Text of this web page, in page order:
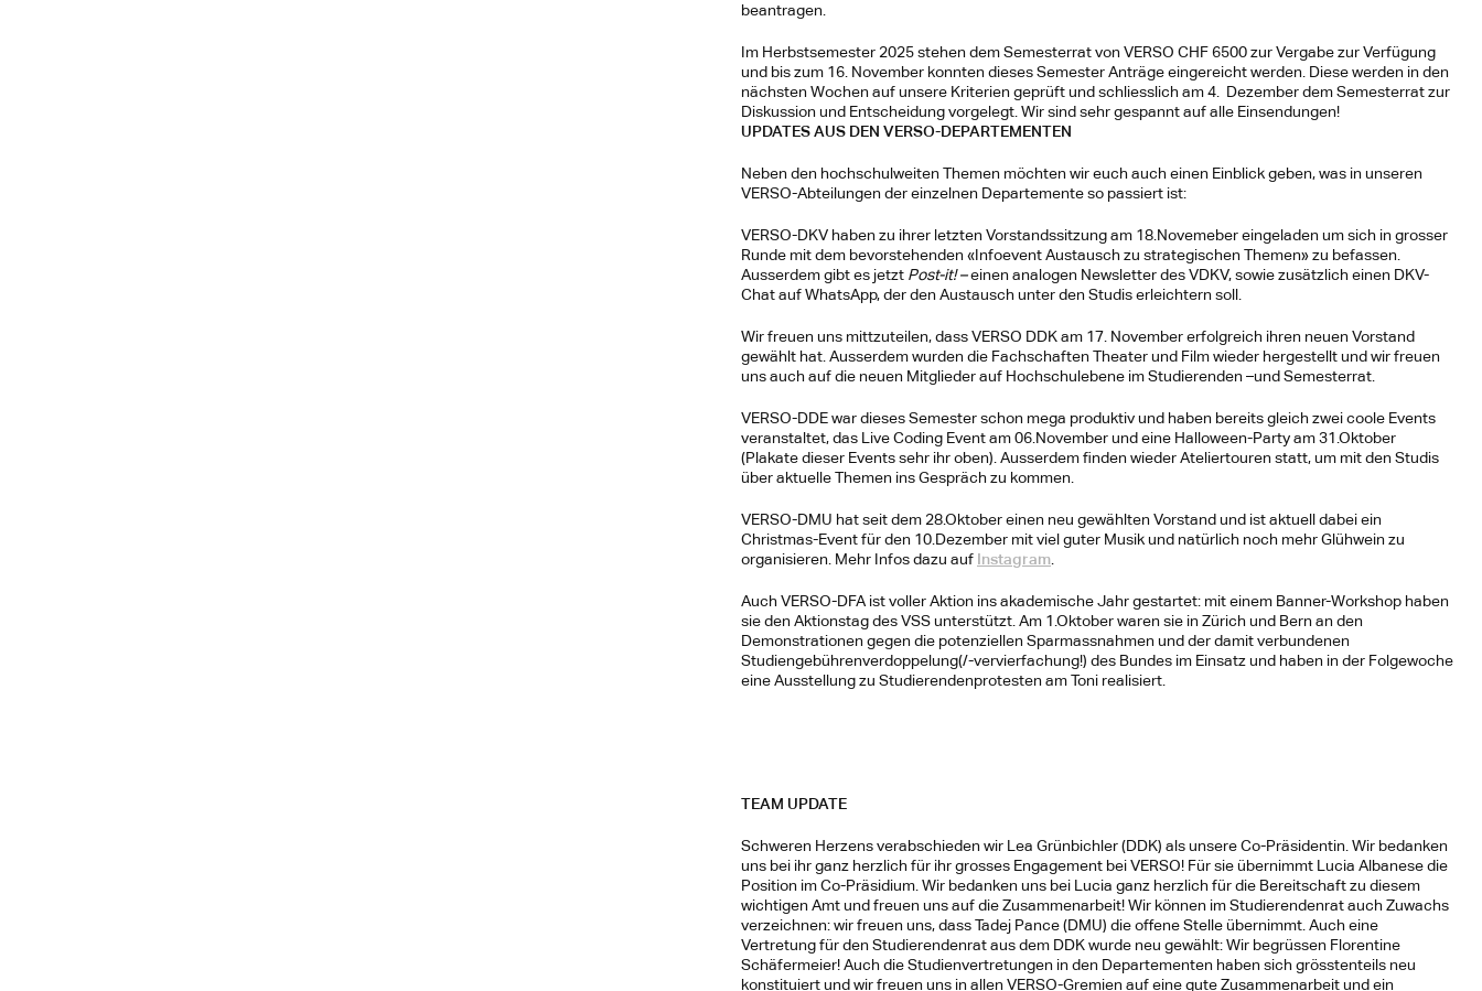
beantragen.
Im Herbstsemester 2025 stehen dem Semesterrat von VERSO CHF 6500 zur Vergabe zur Verfügung
und bis zum 16. November konnten dieses Semester Anträge eingereicht werden. Diese werden in den
nächsten Wochen auf unsere Kriterien geprüft und schliesslich am 4.  Dezember dem Semesterrat zur
Diskussion und Entscheidung vorgelegt. Wir sind sehr gespannt auf alle Einsendungen!
UPDATES AUS DEN VERSO-DEPARTEMENTEN
Neben den hochschulweiten Themen möchten wir euch auch einen Einblick geben, was in unseren
VERSO-Abteilungen der einzelnen Departemente so passiert ist:
VERSO-DKV haben zu ihrer letzten Vorstandssitzung am 18.Novemeber eingeladen um sich in grosser
Runde mit dem bevorstehenden «Infoevent Austausch zu strategischen Themen» zu befassen.
Ausserdem gibt es jetzt Post-it! – einen analogen Newsletter des VDKV, sowie zusätzlich einen DKV-
Chat auf WhatsApp, der den Austausch unter den Studis erleichtern soll.
Wir freuen uns mittzuteilen, dass VERSO DDK am 17. November erfolgreich ihren neuen Vorstand
gewählt hat. Ausserdem wurden die Fachschaften Theater und Film wieder hergestellt und wir freuen
uns auch auf die neuen Mitglieder auf Hochschulebene im Studierenden –und Semesterrat.
VERSO-DDE war dieses Semester schon mega produktiv und haben bereits gleich zwei coole Events
veranstaltet, das Live Coding Event am 06.November und eine Halloween-Party am 31.Oktober
(Plakate dieser Events sehr ihr oben). Ausserdem finden wieder Ateliertouren statt, um mit den Studis
über aktuelle Themen ins Gespräch zu kommen.
VERSO-DMU hat seit dem 28.Oktober einen neu gewählten Vorstand und ist aktuell dabei ein
Christmas-Event für den 10.Dezember mit viel guter Musik und natürlich noch mehr Glühwein zu
organisieren. Mehr Infos dazu auf Instagram
Auch VERSO-DFA ist voller Aktion ins akademische Jahr gestartet: mit einem Banner-Workshop haben
sie den Aktionstag des VSS unterstützt. Am 1.Oktober waren sie in Zürich und Bern an den
Demonstrationen gegen die potenziellen Sparmassnahmen und der damit verbundenen
Studiengebührenverdoppelung(/-vervierfachung!) des Bundes im Einsatz und haben in der Folgewoche
eine Ausstellung zu Studierendenprotesten am Toni realisiert.
TEAM UPDATE
Schweren Herzens verabschieden wir Lea Grünbichler (DDK) als unsere Co-Präsidentin. Wir bedanken
uns bei ihr ganz herzlich für ihr grosses Engagement bei VERSO! Für sie übernimmt Lucia Albanese die
Position im Co-Präsidium. Wir bedanken uns bei Lucia ganz herzlich für die Bereitschaft zu diesem
wichtigen Amt und freuen uns auf die Zusammenarbeit! Wir können im Studierendenrat auch Zuwachs
verzeichnen: wir freuen uns, dass Tadej Pance (DMU) die offene Stelle übernimmt. Auch eine
Vertretung für den Studierendenrat aus dem DDK wurde neu gewählt: Wir begrüssen Florentine
Schäfermeier! Auch die Studienvertretungen in den Departementen haben sich grösstenteils neu
konstituiert und wir freuen uns in allen VERSO-Gremien auf eine gute Zusammenarbeit und ein